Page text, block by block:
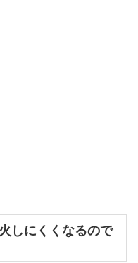
しにくくなるので